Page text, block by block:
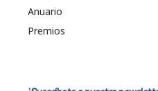
Anuario
Premios